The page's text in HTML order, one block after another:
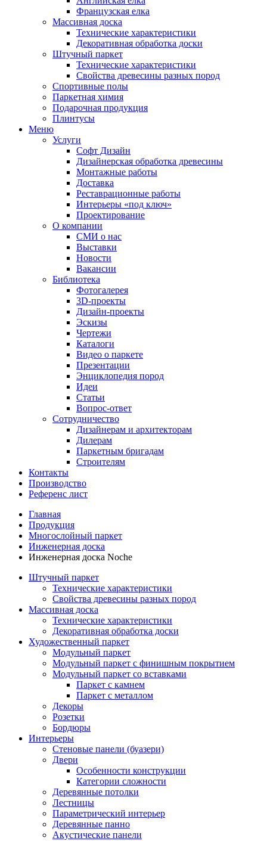
Французская елка
Массивная доска
Технические характеристики
Декоративная обработка доски
Штучный паркет
Технические характеристики
Свойства древесины разных пород
Спортивные полы
Паркетная химия
Подарочная продукция
Плинтусы
Меню
Услуги
Софт Дизайн
Дизайнерская обработка древесины
Монтажные работы
Доставка
Реставрационные работы
Интерьеры «под ключ»
Проектирование
О компании
СМИ о нас
Выставки
Новости
Вакансии
Библиотека
Фотогалерея
3D-проекты
Дизайн-проекты
Эскизы
Чертежи
Каталоги
Видео о паркете
Презентации
Энциклопедия пород
Идеи
Статьи
Вопрос-ответ
Сотрудничество
Дизайнерам и архитекторам
Дилерам
Паркетным бригадам
Строителям
Контакты
Производство
Референс лист
Главная
Продукция
Многослойный паркет
Инженерная доска
Инженерная доска Noche
Штучный паркет
Технические характеристики
Свойства древесины разных пород
Массивная доска
Технические характеристики
Декоративная обработка доски
Художественный паркет
Модульный паркет
Модульный паркет с финишным покрытием
Модульный паркет со вставками
Паркет с камнем
Паркет с металлом
Декоры
Розетки
Бордюры
Интерьеры
Стеновые панели (буазери)
Двери
Особенности конструкции
Категории сложности
Деревянные потолки
Лестницы
Параметрический интерьер
Деревянные панно
Акустические панели